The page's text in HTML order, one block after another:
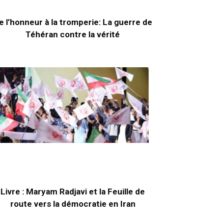
l’honneur à la tromperie: La guerre de
Téhéran contre la vérité
Livre : Maryam Radjavi et la Feuille de
route vers la démocratie en Iran